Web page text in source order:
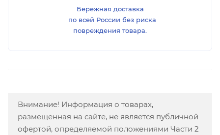
Бережная доставка
по всей России без риска
повреждения товара.
Внимание! Информация о товарах,
размещенная на сайте, не является публичной
офертой, определяемой положениями Части 2